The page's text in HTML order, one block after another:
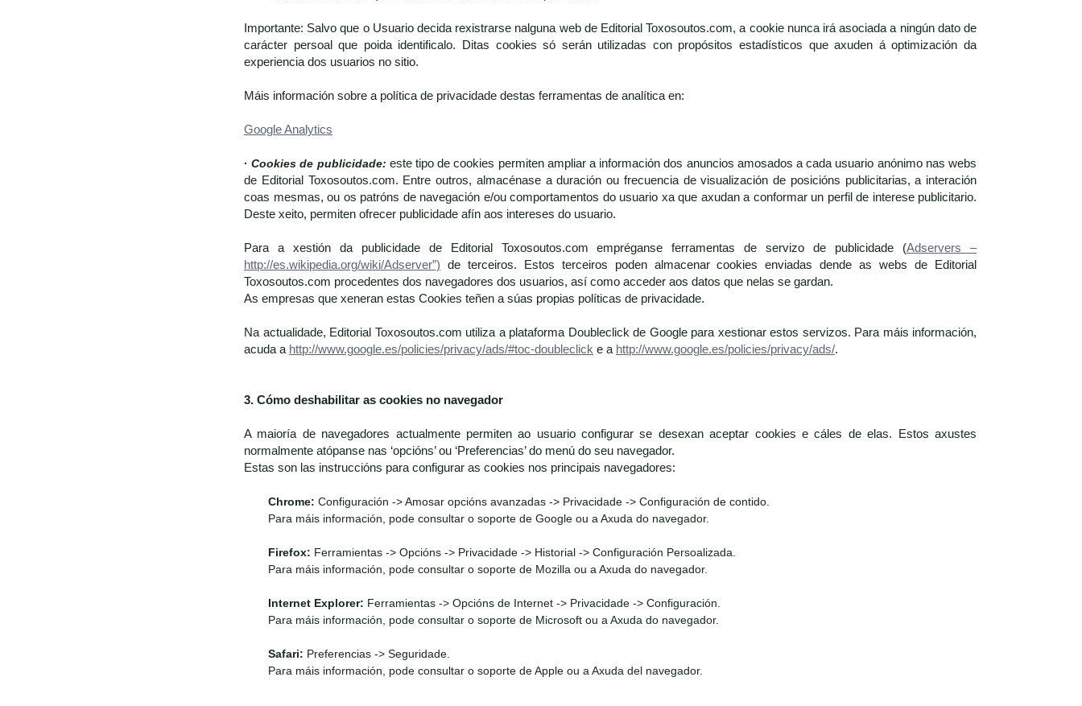
Importante: Salvo que o Usuario decida rexistrarse nalguna web de Editorial Toxosoutos.com, a cookie nunca irá asociada a ningún dato de
carácter persoal que poida identificalo. Ditas cookies só serán utilizadas con propósitos estadísticos que axuden á optimización da
experiencia dos usuarios no sitio.
Máis información sobre a política de privacidade destas ferramentas de analítica en:
Google Analytics
·Cookies de publicidade: este tipo de cookies permiten ampliar a información dos anuncios amosados a cada usuario anónimo nas webs
de Editorial Toxosoutos.com. Entre outros, almacénase a duración ou frecuencia de visualización de posicións publicitarias, a interación
coas mesmas, ou os patróns de navegación e/ou comportamentos do usuario xa que axudan a conformar un perfil de interese publicitario.
Deste xeito, permiten ofrecer publicidade afín aos intereses do usuario.
Para a xestión da publicidade de Editorial Toxosoutos.com empréganse ferramentas de servizo de publicidade (Adservers –
http://es.wikipedia.org/wiki/Adserver”) de terceiros. Estos terceiros poden almacenar cookies enviadas dende as webs de Editorial
Toxosoutos.com procedentes dos navegadores dos usuarios, así como acceder aos datos que nelas se gardan.
As empresas que xeneran estas Cookies teñen a súas propias políticas de privacidade.
Na actualidade, Editorial Toxosoutos.com utiliza a plataforma Doubleclick de Google para xestionar estos servizos. Para máis información,
acuda a http://www.google.es/policies/privacy/ads/#toc-doubleclick e a http://www.google.es/policies/privacy/ads/.
3. Cómo deshabilitar as cookies no navegador
A maioría de navegadores actualmente permiten ao usuario configurar se desexan aceptar cookies e cáles de elas. Estos axustes
normalmente atópanse nas ‘opcións’ ou ‘Preferencias’ do menú do seu navegador.
Estas son las instruccións para configurar as cookies nos principais navegadores:
Chrome: Configuración -> Amosar opcións avanzadas -> Privacidade -> Configuración de contido.
Para máis información, pode consultar o soporte de Google ou a Axuda do navegador.
Firefox: Ferramientas -> Opcións -> Privacidade -> Historial -> Configuración Persoalizada.
Para máis información, pode consultar o soporte de Mozilla ou a Axuda do navegador.
Internet Explorer: Ferramientas -> Opcións de Internet -> Privacidade -> Configuración.
Para máis información, pode consultar o soporte de Microsoft ou a Axuda do navegador.
Safari: Preferencias -> Seguridade.
Para máis información, pode consultar o soporte de Apple ou a Axuda del navegador.